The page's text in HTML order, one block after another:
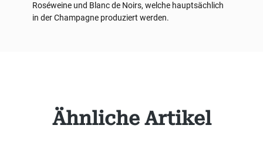
Produktgalerie überspringen
Ähnliche Artikel
Roséweine und Blanc de Noirs, welche hauptsächlich
in der Champagne produziert werden.